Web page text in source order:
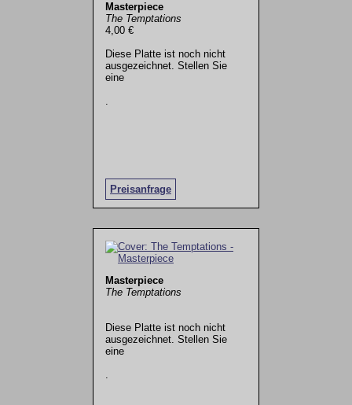
Masterpiece
The Temptations
4,00 €
Diese Platte ist noch nicht
ausgezeichnet. Stellen Sie
eine
Preisanfrage
.
Masterpiece
The Temptations
Diese Platte ist noch nicht
ausgezeichnet. Stellen Sie
eine